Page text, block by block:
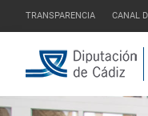
TRANSPARENCIA CANAL